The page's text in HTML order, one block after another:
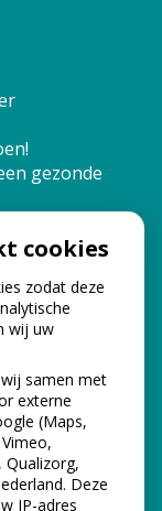
gezonde
Check of
cookies
zodat deze
wij uw
samen met
externe
(Maps,
Qualizorg,
Deze
IP-adres